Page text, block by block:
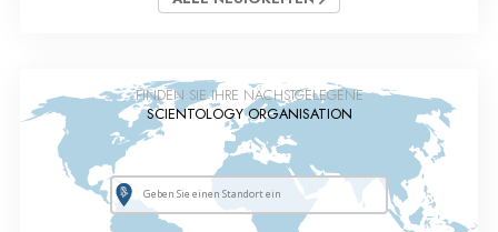
FINDEN SIE IHRE NÄCHSTGELEGENE
SCIENTOLOGY ORGANISATION